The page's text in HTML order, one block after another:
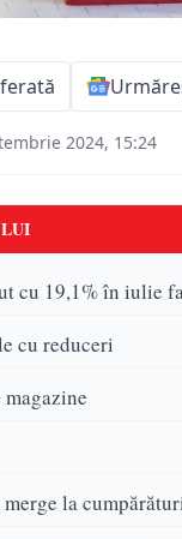
2024, 15:24
cu 19,1% în iulie
cu reduceri
la